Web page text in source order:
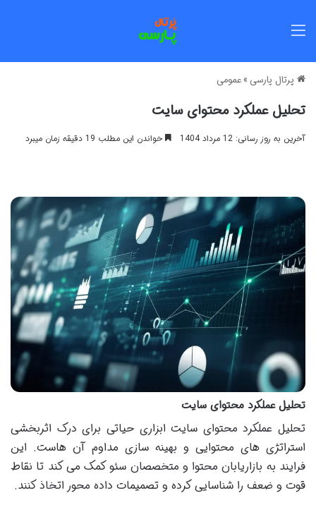
پرتال پارسی »عمومی
تحلیل عملکرد محتوای سایت
آخرین به روز رسانی: 12 مرداد 1404 خواندن این مطلب 19 دقیقه زمان میبرد
تحلیل عملکرد محتوای سایت
تحلیل عملکرد محتوای سایت ابزاری حیاتی برای درک اثربخشی
استراتژی های محتوایی و بهینه سازی مداوم آن هاست. این
فرایند به بازاریابان محتوا و متخصصان سئو کمک می کند تا نقاط
قوت و ضعف را شناسایی کرده و تصمیمات داده محور اتخاذ کنند.